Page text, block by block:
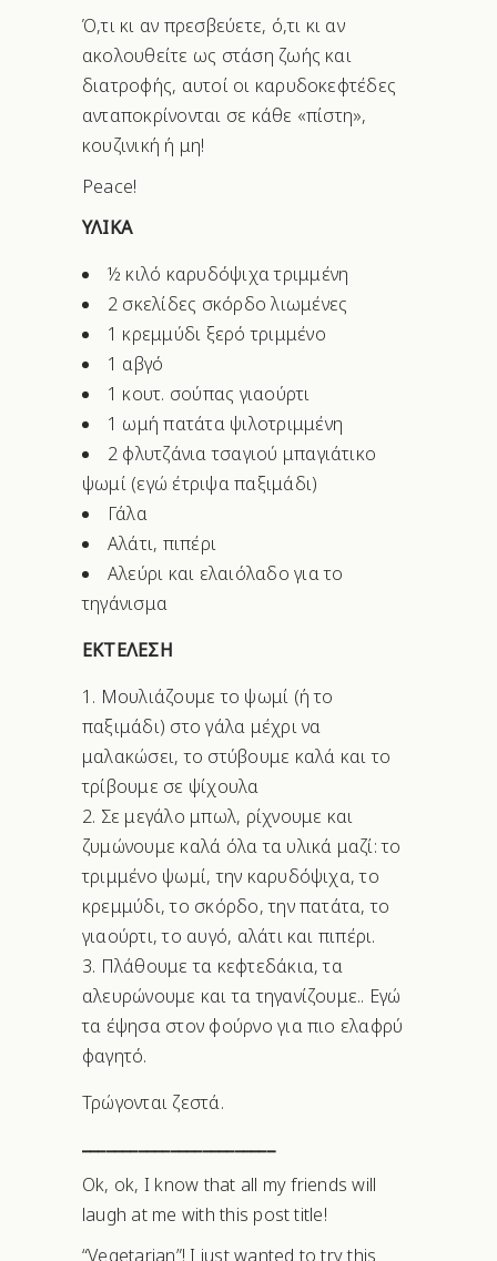
Ό,τι κι αν πρεσβεύετε, ό,τι κι αν
ακολουθείτε ως στάση ζωής και
διατροφής, αυτοί οι καρυδοκεφτέδες
ανταποκρίνονται σε κάθε «πίστη»,
κουζινική ή μη!
Peace!
ΥΛΙΚΑ
½ κιλό καρυδόψιχα τριμμένη
2 σκελίδες σκόρδο λιωμένες
1 κρεμμύδι ξερό τριμμένο
1 αβγό
1 κουτ. σούπας γιαούρτι
1 ωμή πατάτα ψιλοτριμμένη
2 φλυτζάνια τσαγιού μπαγιάτικο
ψωμί (εγώ έτριψα παξιμάδι)
Γάλα
Αλάτι, πιπέρι
Αλεύρι και ελαιόλαδο για το
τηγάνισμα
ΕΚΤΕΛΕΣΗ
Μουλιάζουμε το ψωμί (ή το
παξιμάδι) στο γάλα μέχρι να
μαλακώσει, το στύβουμε καλά και το
τρίβουμε σε ψίχουλα
Σε μεγάλο μπωλ, ρίχνουμε και
ζυμώνουμε καλά όλα τα υλικά μαζί: το
τριμμένο ψωμί, την καρυδόψιχα, το
κρεμμύδι, το σκόρδο, την πατάτα, το
γιαούρτι, το αυγό, αλάτι και πιπέρι.
Πλάθουμε τα κεφτεδάκια, τα
αλευρώνουμε και τα τηγανίζουμε.. Εγώ
τα έψησα στον φούρνο για πιο ελαφρύ
φαγητό.
Τρώγονται ζεστά.
Ok, ok, I know that all my friends will
laugh at me with this post title!
“Vegetarian”! I just wanted to try this